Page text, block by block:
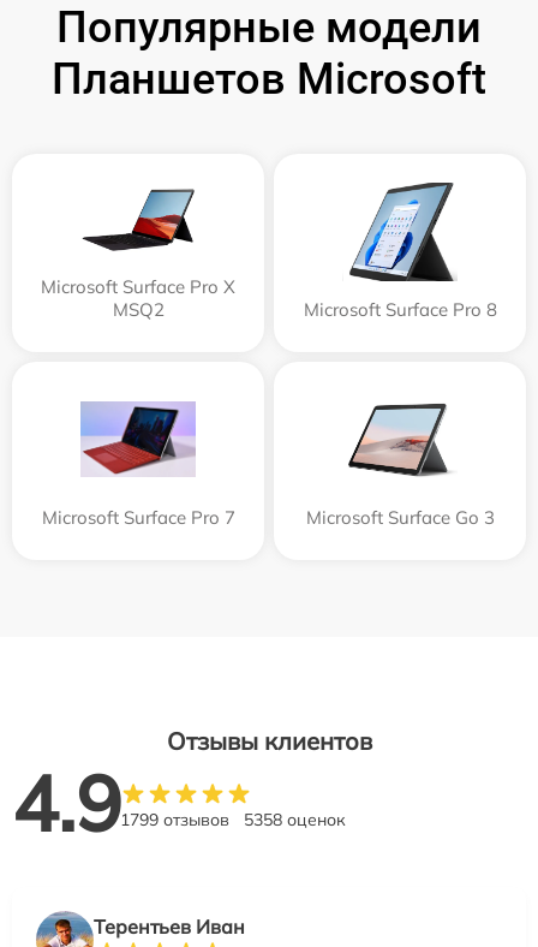
Популярные модели
Планшетов Microsoft
Microsoft Surface Pro X
MSQ2
Microsoft Surface Pro 8
Microsoft Surface Pro 7 Microsoft Surface Go 3
Отзывы клиентов
4.91799 отзывов 5358 оценок
Терентьев Иван